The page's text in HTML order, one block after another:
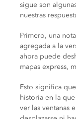
sigue son
nuestras
Primero, una
agregada a la
ahora puede
mapas express,
Esto significa
historia en la
ver las ventanas